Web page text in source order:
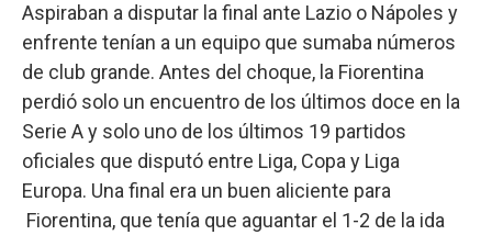
Aspiraban a disputar la final ante Lazio o Nápoles y
enfrente tenían a un equipo que sumaba números
de club grande. Antes del choque, la Fiorentina
perdió solo un encuentro de los últimos doce en la
Serie A y solo uno de los últimos 19 partidos
oficiales que disputó entre Liga, Copa y Liga
Europa. Una final era un buen aliciente para
Fiorentina, que tenía que aguantar el 1-2 de la ida